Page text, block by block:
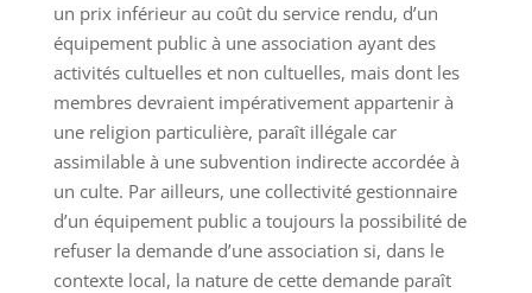
un prix inférieur au coût du service rendu, d’un
équipement public à une association ayant des
activités cultuelles et non cultuelles, mais dont les
membres devraient impérativement appartenir à
une religion particulière, paraît illégale car
assimilable à une subvention indirecte accordée à
un culte. Par ailleurs, une collectivité gestionnaire
d’un équipement public a toujours la possibilité de
refuser la demande d’une association si, dans le
contexte local, la nature de cette demande paraît